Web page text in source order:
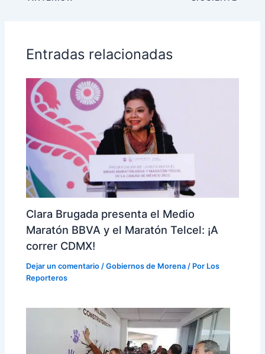
Entradas relacionadas
Clara Brugada presenta el Medio
Maratón BBVA y el Maratón Telcel: ¡A
correr CDMX!
Dejar un comentario /Gobiernos de Morena / Por Los
Reporteros